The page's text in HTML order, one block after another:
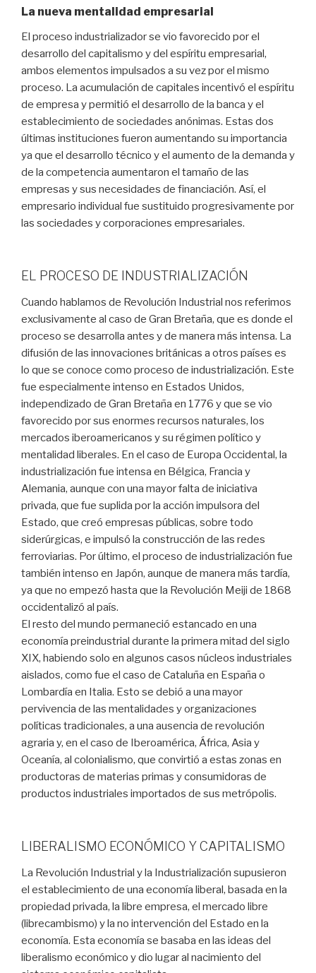
La nueva mentalidad empresarial
El proceso industrializador se vio favorecido por el
desarrollo del capitalismo y del espíritu empresarial,
ambos elementos impulsados a su vez por el mismo
proceso. La acumulación de capitales incentivó el espíritu
de empresa y permitió el desarrollo de la banca y el
establecimiento de sociedades anónimas. Estas dos
últimas instituciones fueron aumentando su importancia
ya que el desarrollo técnico y el aumento de la demanda y
de la competencia aumentaron el tamaño de las
empresas y sus necesidades de financiación. Así, el
empresario individual fue sustituido progresivamente por
las sociedades y corporaciones empresariales.
EL PROCESO DE INDUSTRIALIZACIÓN
Cuando hablamos de Revolución Industrial nos referimos
exclusivamente al caso de Gran Bretaña, que es donde el
proceso se desarrolla antes y de manera más intensa. La
difusión de las innovaciones británicas a otros países es
lo que se conoce como proceso de industrialización. Este
fue especialmente intenso en Estados Unidos,
independizado de Gran Bretaña en 1776 y que se vio
favorecido por sus enormes recursos naturales, los
mercados iberoamericanos y su régimen político y
mentalidad liberales. En el caso de Europa Occidental, la
industrialización fue intensa en Bélgica, Francia y
Alemania, aunque con una mayor falta de iniciativa
privada, que fue suplida por la acción impulsora del
Estado, que creó empresas públicas, sobre todo
siderúrgicas, e impulsó la construcción de las redes
ferroviarias. Por último, el proceso de industrialización fue
también intenso en Japón, aunque de manera más tardía,
ya que no empezó hasta que la Revolución Meiji de 1868
occidentalizó al país.
El resto del mundo permaneció estancado en una
economía preindustrial durante la primera mitad del siglo
XIX, habiendo solo en algunos casos núcleos industriales
aislados, como fue el caso de Cataluña en España o
Lombardía en Italia. Esto se debió a una mayor
pervivencia de las mentalidades y organizaciones
políticas tradicionales, a una ausencia de revolución
agraria y, en el caso de Iberoamérica, África, Asia y
Oceanía, al colonialismo, que convirtió a estas zonas en
productoras de materias primas y consumidoras de
productos industriales importados de sus metrópolis.
LIBERALISMO ECONÓMICO Y CAPITALISMO
La Revolución Industrial y la Industrialización supusieron
el establecimiento de una economía liberal, basada en la
propiedad privada, la libre empresa, el mercado libre
(librecambismo) y la no intervención del Estado en la
economía. Esta economía se basaba en las ideas del
liberalismo económico y dio lugar al nacimiento del